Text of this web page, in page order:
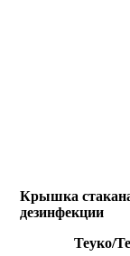
Крышка
дезинфекции
Теуко/